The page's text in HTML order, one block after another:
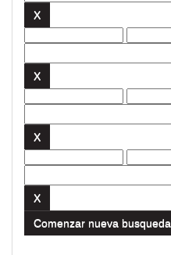
Comenzar nueva busqueda